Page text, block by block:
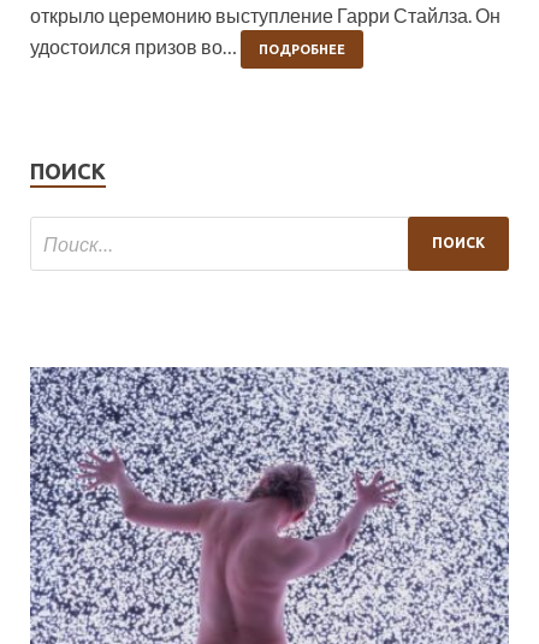
открыло церемонию выступление Гарри Стайлза. Он
удостоился призов во…
ПОДРОБНЕЕ
ПОИСК